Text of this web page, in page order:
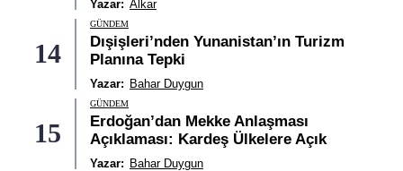
Yazar: Alkar
14
GÜNDEM
Dışişleri’nden Yunanistan’ın Turizm
Planına Tepki
Yazar: Bahar Duygun
15
GÜNDEM
Erdoğan’dan Mekke Anlaşması
Açıklaması: Kardeş Ülkelere Açık
Yazar: Bahar Duygun